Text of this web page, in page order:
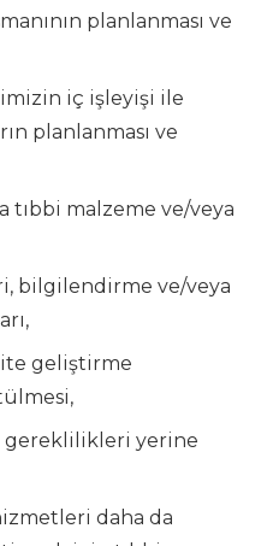
planlanması ve
iç işleyişi ile
planlanması ve
tıbbi malzeme ve/veya
bilgilendirme ve/veya
geliştirme
gereklilikleri yerine
daha da